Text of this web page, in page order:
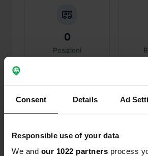
Consent Details Ad
Responsible use of your data
We and our 1022 partners process
0
Posizioni